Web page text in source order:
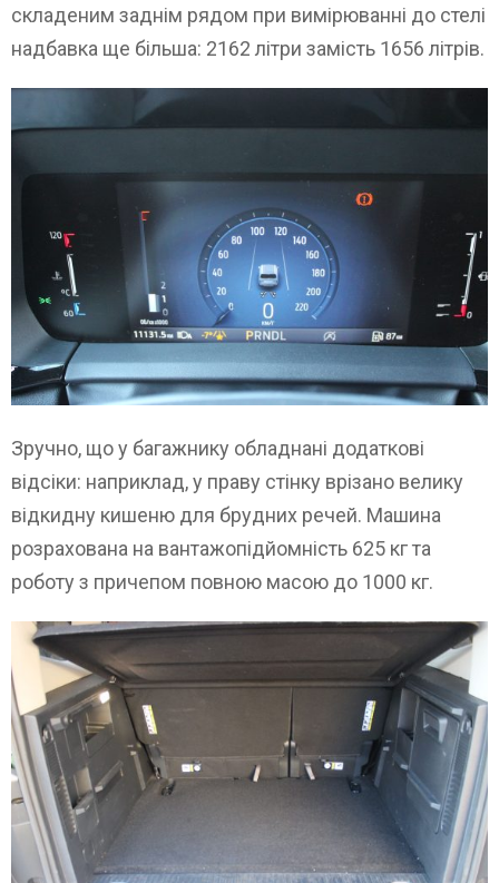
складеним заднім рядом при вимірюванні до стелі
надбавка ще більша: 2162 літри замість 1656 літрів.
Зручно, що у багажнику обладнані додаткові
відсіки: наприклад, у праву стінку врізано велику
відкидну кишеню для брудних речей. Машина
розрахована на вантажопідйомність 625 кг та
роботу з причепом повною масою до 1000 кг.